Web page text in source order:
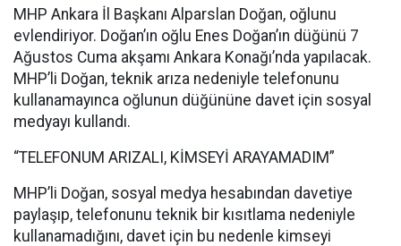
MHP Ankara İl Başkanı Alparslan Doğan, oğlunu
evlendiriyor. Doğan’ın oğlu Enes Doğan’ın düğünü 7
Ağustos Cuma akşamı Ankara Konağı’nda yapılacak.
MHP’li Doğan, teknik arıza nedeniyle telefonunu
kullanamayınca oğlunun düğününe davet için sosyal
medyayı kullandı.
“TELEFONUM ARIZALI, KİMSEYİ ARAYAMADIM”
MHP’li Doğan, sosyal medya hesabından davetiye
paylaşıp, telefonunu teknik bir kısıtlama nedeniyle
kullanamadığını, davet için bu nedenle kimseyi